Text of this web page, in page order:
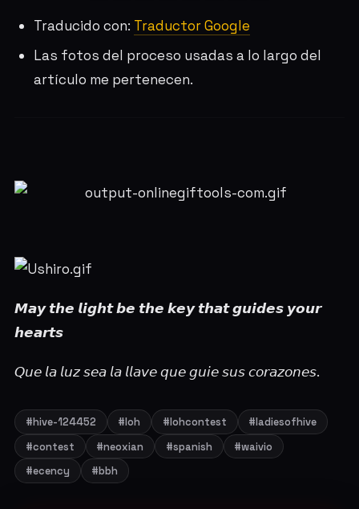
Traducido con: Traductor Google
Las fotos del proceso usadas a lo largo del
artículo me pertenecen.
𝙈𝙖𝙮 𝙩𝙝𝙚 𝙡𝙞𝙜𝙝𝙩 𝙗𝙚 𝙩𝙝𝙚 𝙠𝙚𝙮 𝙩𝙝𝙖𝙩 𝙜𝙪𝙞𝙙𝙚𝙨 𝙮𝙤𝙪𝙧
𝙝𝙚𝙖𝙧𝙩𝙨
𝘘𝘶𝘦 𝘭𝘢 𝘭𝘶𝘻 𝘴𝘦𝘢 𝘭𝘢 𝘭𝘭𝘢𝘷𝘦 𝘲𝘶𝘦 𝘨𝘶𝘪𝘦 𝘴𝘶𝘴 𝘤𝘰𝘳𝘢𝘻𝘰𝘯𝘦𝘴.
#hive-124452 #loh #lohcontest
#ladiesofhive
#contest
#neoxian #spanish
#waivio
#ecency
#bbh